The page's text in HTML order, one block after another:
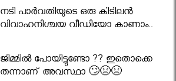
നടി പാർവതിയുടെ ഒരു കിടിലൻ
വിവാഹനിശ്ചയ വീഡിയോ കാണാം..
ജിമ്മിൽ പോയിട്ടുണ്ടോ ?? ഇതൊക്കെ
തന്നാണ് അവസ്ഥാ 🙄😣😣